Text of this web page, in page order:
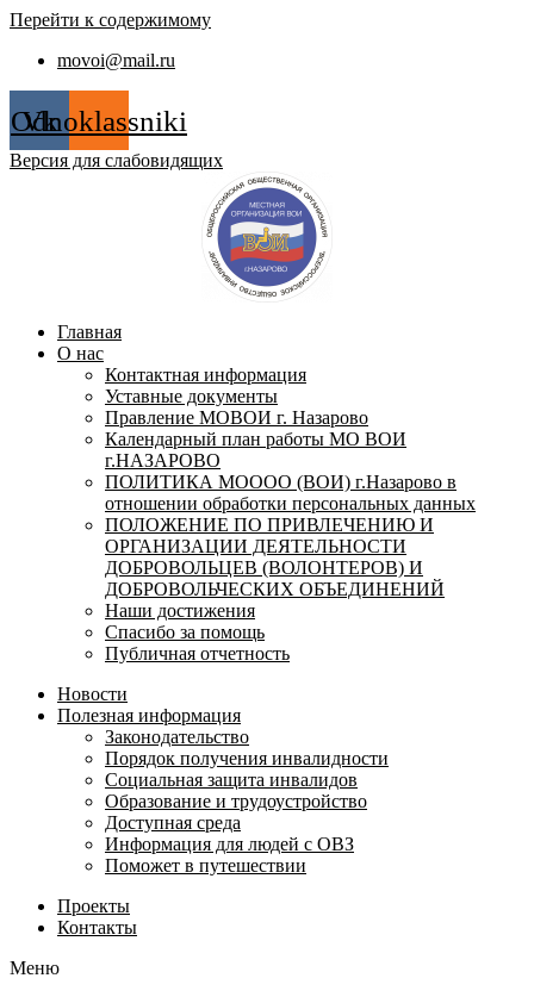
Перейти к содержимому
movoi@mail.ru
Vk
Odnoklassniki
Версия для слабовидящих
Главная
О нас
Контактная информация
Уставные документы
Правление МОВОИ г. Назарово
Календарный план работы МО ВОИ
г.НАЗАРОВО
ПОЛИТИКА МОООО (ВОИ) г.Назарово в
отношении обработки персональных данных
ПОЛОЖЕНИЕ ПО ПРИВЛЕЧЕНИЮ И
ОРГАНИЗАЦИИ ДЕЯТЕЛЬНОСТИ
ДОБРОВОЛЬЦЕВ (ВОЛОНТЕРОВ) И
ДОБРОВОЛЬЧЕСКИХ ОБЪЕДИНЕНИЙ
Наши достижения
Спасибо за помощь
Публичная отчетность
Новости
Полезная информация
Законодательство
Порядок получения инвалидности
Социальная защита инвалидов
Образование и трудоустройство
Доступная среда
Информация для людей с ОВЗ
Поможет в путешествии
Проекты
Контакты
Меню